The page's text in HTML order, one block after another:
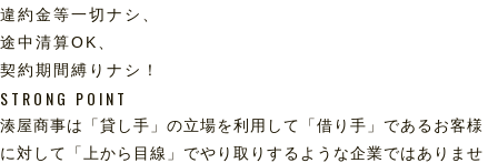
違約金等一切ナシ、
途中清算OK、
契約期間縛りナシ！
STRONG POINT
湊屋商事は「貸し手」の立場を利用して「借り手」であるお客様
に対して「上から目線」でやり取りするような企業ではありませ